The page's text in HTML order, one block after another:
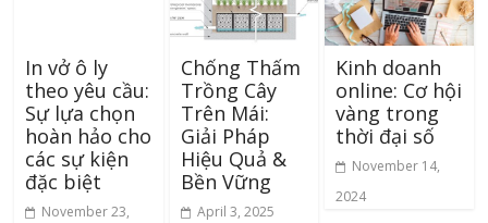
In vở ô ly
theo yêu cầu:
Sự lựa chọn
hoàn hảo cho
các sự kiện
đặc biệt
November 23,
Chống Thấm
Trồng Cây
Trên Mái:
Giải Pháp
Hiệu Quả &
Bền Vững
April 3, 2025
Kinh doanh
online: Cơ hội
vàng trong
thời đại số
November 14,
2024